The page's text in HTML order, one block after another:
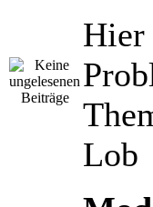
Hier
Lob